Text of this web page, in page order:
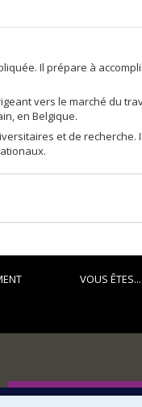
Il prépare à
vers le marché du
en Belgique.
et de recherche.
VOUS ÊTES...
FACULTÉ DES ARTS ET